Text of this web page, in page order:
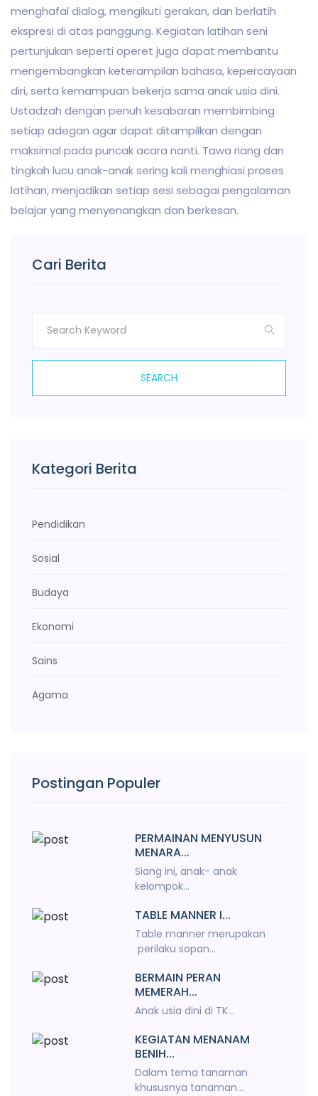
menghafal dialog, mengikuti gerakan, dan berlatih
ekspresi di atas panggung. Kegiatan latihan seni
pertunjukan seperti operet juga dapat membantu
mengembangkan keterampilan bahasa, kepercayaan
diri, serta kemampuan bekerja sama anak usia dini.
Ustadzah dengan penuh kesabaran membimbing
setiap adegan agar dapat ditampilkan dengan
maksimal pada puncak acara nanti. Tawa riang dan
tingkah lucu anak-anak sering kali menghiasi proses
latihan, menjadikan setiap sesi sebagai pengalaman
belajar yang menyenangkan dan berkesan.
Cari Berita
SEARCH
Kategori Berita
Pendidikan
Sosial
Budaya
Ekonomi
Sains
Agama
Postingan Populer
PERMAINAN MENYUSUN
MENARA...
Siang ini, anak- anak
kelompok...
TABLE MANNER I...
Table manner merupakan
perilaku sopan...
BERMAIN PERAN
MEMERAH...
Anak usia dini di TK...
KEGIATAN MENANAM
BENIH...
Dalam tema tanaman
khususnya tanaman...